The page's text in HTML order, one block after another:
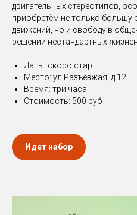
двигательных стереотипов,
приобретём не только
движений, но и свободу в
решении нестандартных
Даты: скоро старт
Место: ул.Разъезжая, д.12
Время: три часа
Стоимость: 500 руб
Идет набор